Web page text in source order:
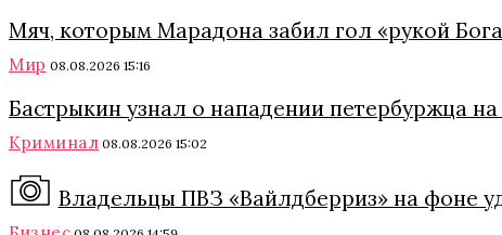
Мяч, которым Марадона забил гол «рукой
Мир 08.08.2026 15:16
Бастрыкин узнал о нападении петербуржца
Криминал 08.08.2026 15:02
Владельцы ПВЗ «Вайлдберриз» на фоне